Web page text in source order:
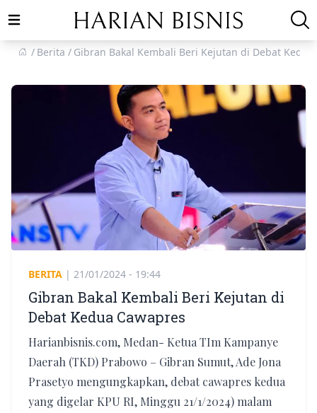
Open main menu
Berita
Gibran Bakal Kembali Beri Kejutan di Debat Kedua
BERITA | 21/01/2024 - 19:44
Gibran Bakal Kembali Beri Kejutan di
Debat Kedua Cawapres
Harianbisnis.com, Medan- Ketua TIm Kampanye
Daerah (TKD) Prabowo – Gibran Sumut, Ade Jona
Prasetyo mengungkapkan, debat cawapres kedua
yang digelar KPU RI, Minggu 21/1/2024) malam